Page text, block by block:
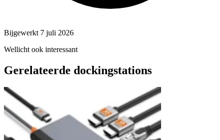
Bijgewerkt 7 juli 2026
Wellicht ook interessant
Gerelateerde dockingstations